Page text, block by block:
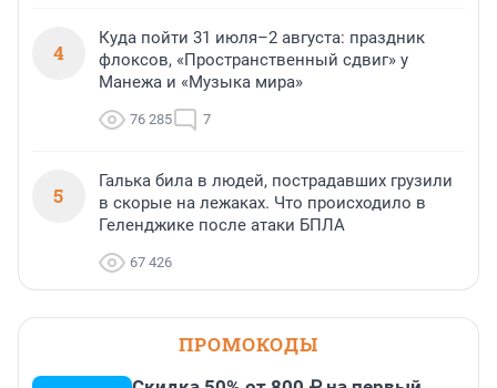
4
Куда пойти 31 июля–2 августа: праздник
флоксов, «Пространственный сдвиг» у
Манежа и «Музыка мира»
76 285 7
5
Галька била в людей, пострадавших грузили
в скорые на лежаках. Что происходило в
Геленджике после атаки БПЛА
67 426
ПРОМОКОДЫ